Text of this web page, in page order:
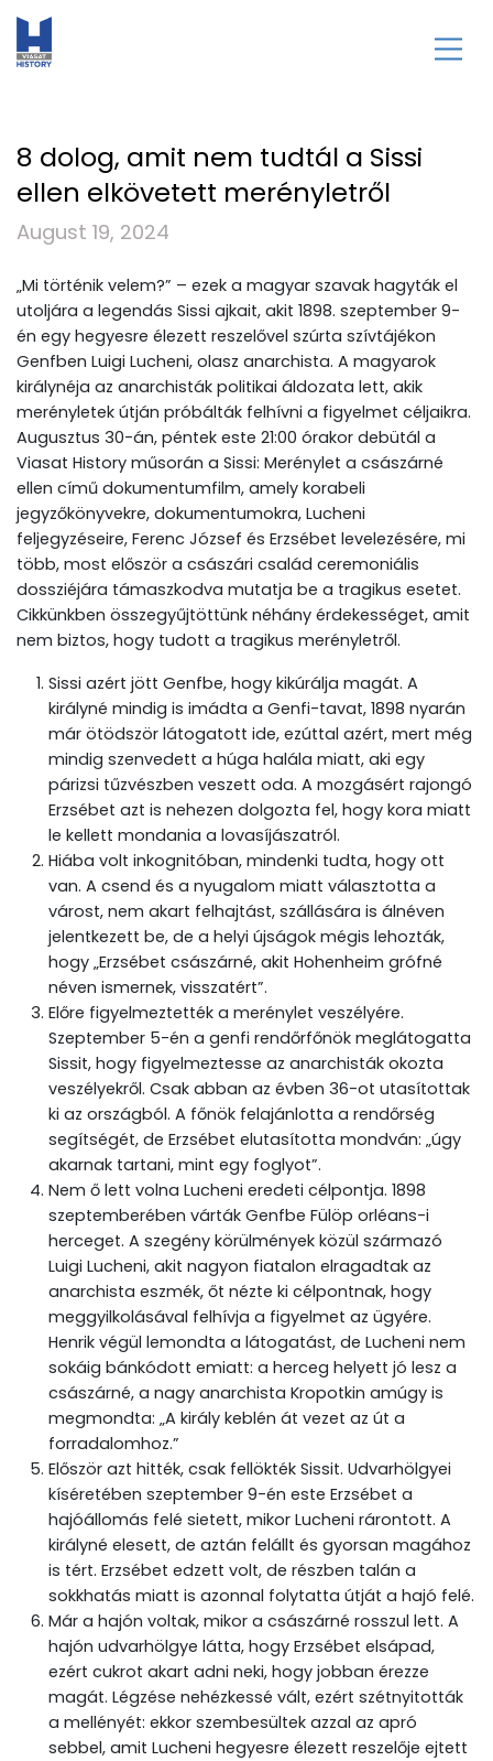
8 dolog, amit nem tudtál a Sissi
ellen elkövetett merényletről
August 19, 2024
„Mi történik velem?” – ezek a magyar szavak hagyták el
utoljára a legendás Sissi ajkait, akit 1898. szeptember 9-
én egy hegyesre élezett reszelővel szúrta szívtájékon
Genfben Luigi Lucheni, olasz anarchista. A magyarok
királynéja az anarchisták politikai áldozata lett, akik
merényletek útján próbálták felhívni a figyelmet céljaikra.
Augusztus 30-án, péntek este 21:00 órakor debütál a
Viasat History műsorán a Sissi: Merénylet a császárné
ellen című dokumentumfilm, amely korabeli
jegyzőkönyvekre, dokumentumokra, Lucheni
feljegyzéseire, Ferenc József és Erzsébet levelezésére, mi
több, most először a császári család ceremoniális
dossziéjára támaszkodva mutatja be a tragikus esetet.
Cikkünkben összegyűjtöttünk néhány érdekességet, amit
nem biztos, hogy tudott a tragikus merényletről.
Sissi azért jött Genfbe, hogy kikúrálja magát. A
királyné mindig is imádta a Genfi-tavat, 1898 nyarán
már ötödször látogatott ide, ezúttal azért, mert még
mindig szenvedett a húga halála miatt, aki egy
párizsi tűzvészben veszett oda. A mozgásért rajongó
Erzsébet azt is nehezen dolgozta fel, hogy kora miatt
le kellett mondania a lovasíjászatról.
Hiába volt inkognitóban, mindenki tudta, hogy ott
van. A csend és a nyugalom miatt választotta a
várost, nem akart felhajtást, szállására is álnéven
jelentkezett be, de a helyi újságok mégis lehozták,
hogy „Erzsébet császárné, akit Hohenheim grófné
néven ismernek, visszatért”.
Előre figyelmeztették a merénylet veszélyére.
Szeptember 5-én a genfi rendőrfőnök meglátogatta
Sissit, hogy figyelmeztesse az anarchisták okozta
veszélyekről. Csak abban az évben 36-ot utasítottak
ki az országból. A főnök felajánlotta a rendőrség
segítségét, de Erzsébet elutasította mondván: „úgy
akarnak tartani, mint egy foglyot”.
Nem ő lett volna Lucheni eredeti célpontja. 1898
szeptemberében várták Genfbe Fülöp orléans-i
herceget. A szegény körülmények közül származó
Luigi Lucheni, akit nagyon fiatalon elragadtak az
anarchista eszmék, őt nézte ki célpontnak, hogy
meggyilkolásával felhívja a figyelmet az ügyére.
Henrik végül lemondta a látogatást, de Lucheni nem
sokáig bánkódott emiatt: a herceg helyett jó lesz a
császárné, a nagy anarchista Kropotkin amúgy is
megmondta: „A király keblén át vezet az út a
forradalomhoz.”
Először azt hitték, csak fellökték Sissit. Udvarhölgyei
kíséretében szeptember 9-én este Erzsébet a
hajóállomás felé sietett, mikor Lucheni rárontott. A
királyné elesett, de aztán felállt és gyorsan magához
is tért. Erzsébet edzett volt, de részben talán a
sokkhatás miatt is azonnal folytatta útját a hajó felé.
Már a hajón voltak, mikor a császárné rosszul lett. A
hajón udvarhölgye látta, hogy Erzsébet elsápad,
ezért cukrot akart adni neki, hogy jobban érezze
magát. Légzése nehézkessé vált, ezért szétnyitották
a mellényét: ekkor szembesültek azzal az apró
sebbel, amit Lucheni hegyesre élezett reszelője ejtett